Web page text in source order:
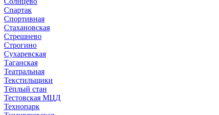
Спартак
Спортивная
Стахановская
Стрешнево
Строгино
Сухаревская
Таганская
Театральная
Текстильщики
Тёплый стан
Тестовская МЦД
Технопарк